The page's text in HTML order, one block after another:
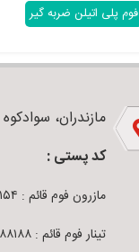
فوم پلی اتیلن ضربه گیر
مازندران، سوادکوه
کد پستی :
مازرون فوم قائم : ۸۸۱۵۴ – ۴۷۸۳۱
تینار فوم قائم : ۸۸۱۸۸ – ۴۷۸۳۱